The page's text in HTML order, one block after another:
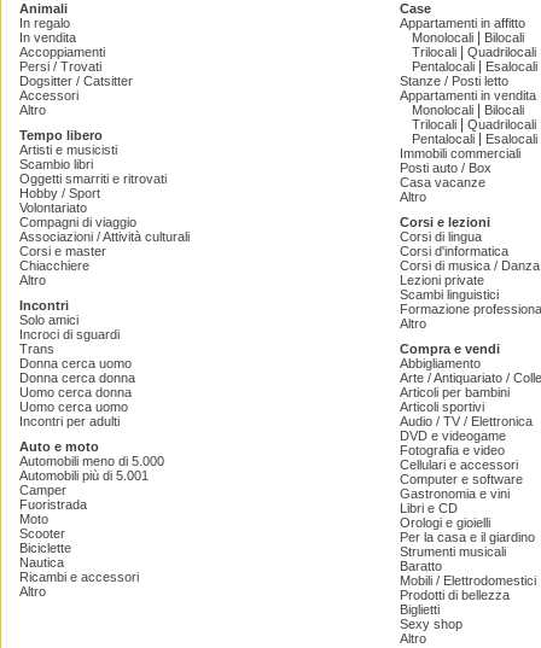
Animali
In regalo
In vendita
Accoppiamenti
Persi / Trovati
Dogsitter / Catsitter
Accessori
Altro
Tempo libero
Artisti e musicisti
Scambio libri
Oggetti smarriti e ritrovati
Hobby / Sport
Volontariato
Compagni di viaggio
Associazioni / Attività culturali
Corsi e master
Chiacchiere
Altro
Incontri
Solo amici
Incroci di sguardi
Trans
Donna cerca uomo
Donna cerca donna
Uomo cerca donna
Uomo cerca uomo
Incontri per adulti
Auto e moto
Automobili meno di 5.000
Automobili più di 5.001
Camper
Fuoristrada
Moto
Scooter
Biciclette
Nautica
Ricambi e accessori
Altro
Case
Appartamenti in affitto
Monolocali
Bilocali
Trilocali
Quadrilocali
Pentalocali
Esalocali
Stanze / Posti letto
Appartamenti in vendita
Monolocali
Bilocali
Trilocali
Quadrilocali
Pentalocali
Esalocali
Immobili commerciali
Posti auto / Box
Casa vacanze
Altro
Corsi e lezioni
Corsi di lingua
Corsi d'informatica
Corsi di musica /
Lezioni private
Scambi linguistici
Formazione
Altro
Compra e vendi
Abbigliamento
Arte / Antiquariato /
Articoli per bambini
Articoli sportivi
Audio / TV / Elettronica
DVD e videogame
Fotografia e video
Cellulari e accessori
Computer e software
Gastronomia e vini
Libri e CD
Orologi e gioielli
Per la casa e il giardino
Strumenti musicali
Baratto
Mobili / Elettrodomestici
Prodotti di bellezza
Biglietti
Sexy shop
Altro